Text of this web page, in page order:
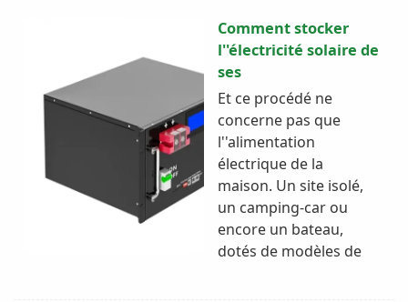
Comment stocker
l''électricité solaire de
ses
Et ce procédé ne
concerne pas que
l''alimentation
électrique de la
maison. Un site isolé,
un camping-car ou
encore un bateau,
dotés de modèles de